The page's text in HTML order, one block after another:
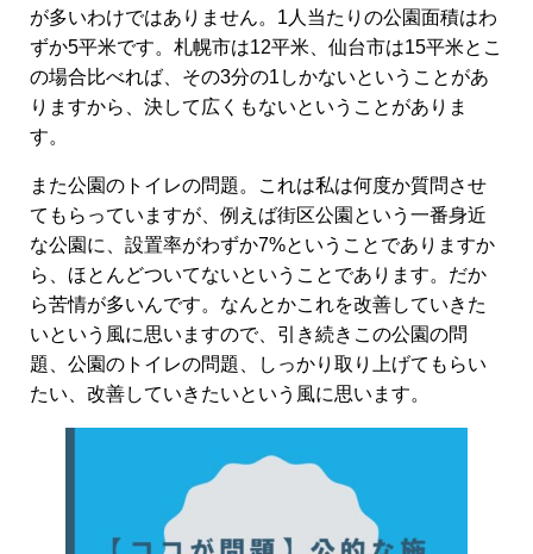
が多いわけではありません。1人当たりの公園面積はわ
ずか5平米です。札幌市は12平米、仙台市は15平米とこ
の場合比べれば、その3分の1しかないということがあ
りますから、決して広くもないということがありま
す。
また公園のトイレの問題。これは私は何度か質問させ
てもらっていますが、例えば街区公園という一番身近
な公園に、設置率がわずか7%ということでありますか
ら、ほとんどついてないということであります。だか
ら苦情が多いんです。なんとかこれを改善していきた
いという風に思いますので、引き続きこの公園の問
題、公園のトイレの問題、しっかり取り上げてもらい
たい、改善していきたいという風に思います。